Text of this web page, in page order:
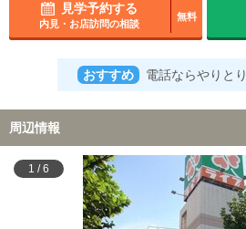
見学予約する
内見・お店訪問の相談
無料
おすすめ 電話ならやりと
周辺情報
1 /6